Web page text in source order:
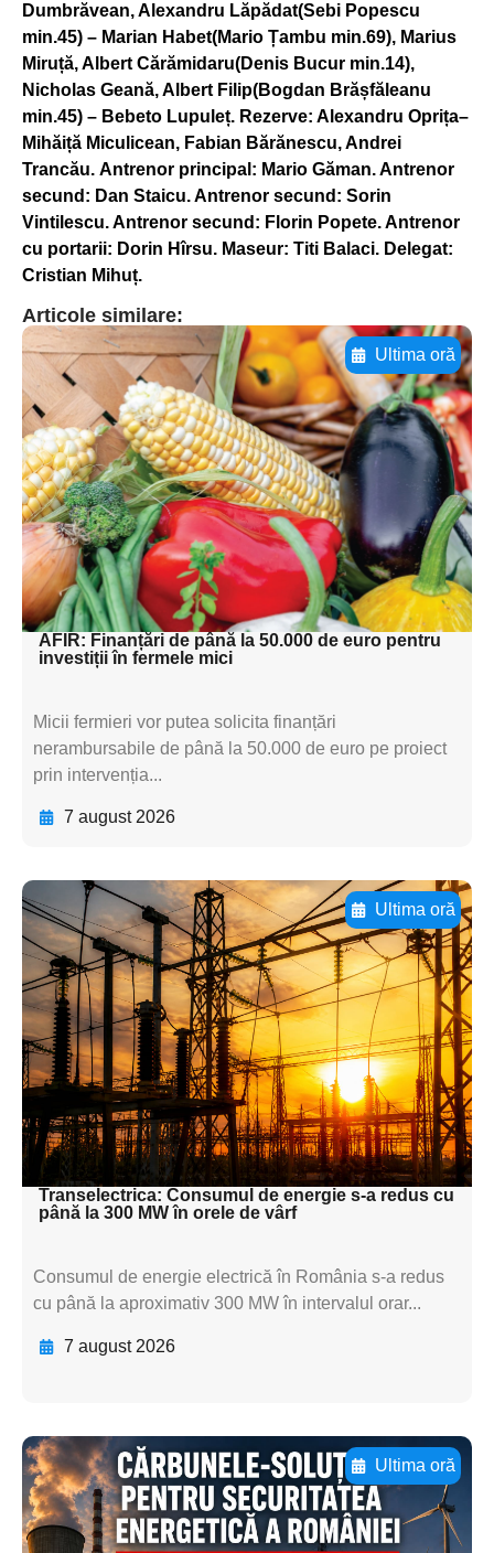
Dumbrăvean, Alexandru Lăpădat(Sebi Popescu
min.45) – Marian Habet(Mario Țambu min.69), Marius
Miruță, Albert Cărămidaru(Denis Bucur min.14),
Nicholas Geană, Albert Filip(Bogdan Brășfăleanu
min.45) – Bebeto Lupuleț. Rezerve: Alexandru Oprița–
Mihăiță Miculicean, Fabian Bărănescu, Andrei
Trancău. Antrenor principal: Mario Găman. Antrenor
secund: Dan Staicu. Antrenor secund: Sorin
Vintilescu. Antrenor secund: Florin Popete. Antrenor
cu portarii: Dorin Hîrsu. Maseur: Titi Balaci. Delegat:
Cristian Mihuț.
Articole similare:
Ultima oră
Adaugă aici textul pentru
subtitluAdaugă aici
textul pentru
subtitluAdaugă aici
textul pentru
subtitluAdaugă aici
textul pentru subti
AFIR: Finanțări de până la 50.000 de euro pentru
investiții în fermele mici
Micii fermieri vor putea solicita finanțări
nerambursabile de până la 50.000 de euro pe proiect
prin intervenția...
7 august 2026
Ultima oră
Adaugă aici textul pentru
subtitluAdaugă aici
textul pentru
subtitluAdaugă aici
textul pentru
subtitluAdaugă aici
textul pentru subti
Transelectrica: Consumul de energie s-a redus cu
până la 300 MW în orele de vârf
Consumul de energie electrică în România s-a redus
cu până la aproximativ 300 MW în intervalul orar...
7 august 2026
Ultima oră
Adaugă aici textul pentru
subtitluAdaugă aici